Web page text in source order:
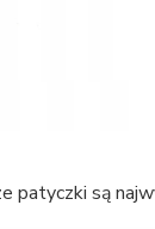
patyczki są